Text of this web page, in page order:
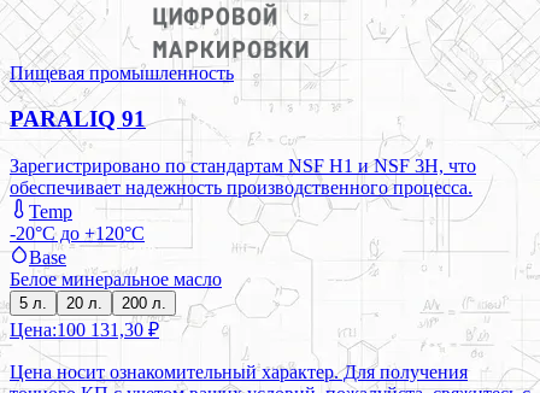
Пищевая промышленность
PARALIQ 91
Зарегистрировано по стандартам NSF H1 и NSF 3H, что
обеспечивает надежность производственного процесса.
Temp
-20°C до +120°C
Base
Белое минеральное масло
5 л. 20 л. 200 л.
Цена:100 131,30 ₽
Цена носит ознакомительный характер. Для получения